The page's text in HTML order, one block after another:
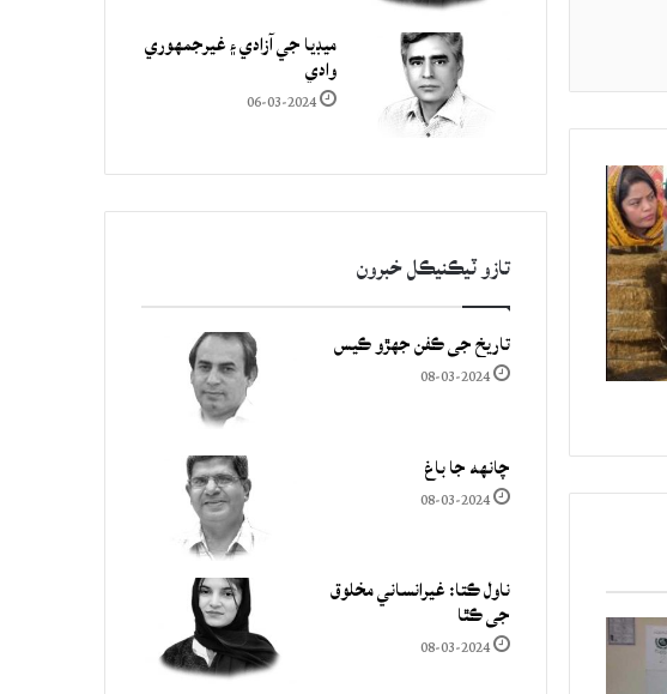
ميڊيا جي آزادي ۽ غيرجمھوري
وادي
06-03-2024
تازو ٽيڪنيڪل خبرون
تاريخ جي ڪفن جھڙو ڪيس
08-03-2024
چانهه جا باغ
08-03-2024
ناول ڪتا: غيرانساني مخلوق
جي ڪٿا
08-03-2024